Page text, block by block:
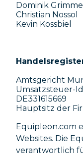
Dominik
Christian Nossol
Kevin Kossbiel
Amtsgericht
Umsatzsteuer-
DE331615669
Hauptsitz der
Equipleon.com
Websites. Die
verantwortlich